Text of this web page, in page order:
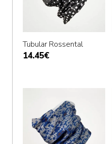
Tubular Rossental
14.45€